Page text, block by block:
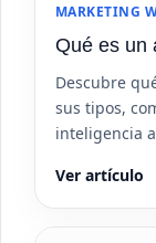
MARKETING
Qué es un
Descubre
sus tipos,
inteligencia
Ver artículo